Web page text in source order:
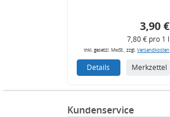
3,90 €
7,80 € pro 1 l
inkl. gesetzl. MwSt., zzgl.Versandkosten
Details Merkzettel
Kundenservice